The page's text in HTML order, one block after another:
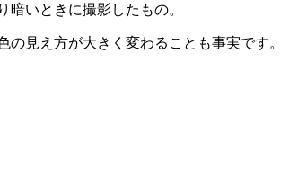
いときに撮影したもの。
見え方が大きく変わることも事実です。